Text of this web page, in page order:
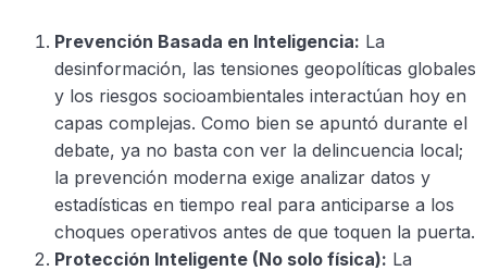
Prevención Basada en Inteligencia: La
desinformación, las tensiones geopolíticas globales
y los riesgos socioambientales interactúan hoy en
capas complejas. Como bien se apuntó durante el
debate, ya no basta con ver la delincuencia local;
la prevención moderna exige analizar datos y
estadísticas en tiempo real para anticiparse a los
choques operativos antes de que toquen la puerta.
Protección Inteligente (No solo física): La